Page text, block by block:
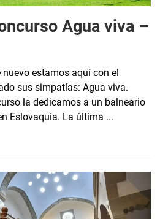
Agua viva –
estamos aquí con el
sus simpatías: Agua viva.
la dedicamos a un balneario
Eslovaquia. La última ...